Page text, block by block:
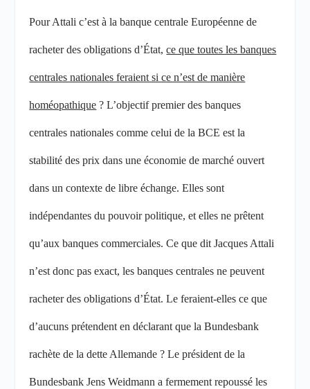
Pour Attali c’est à la banque centrale Européenne de
racheter des obligations d’État,ce que toutes les banques
centrales nationales feraient si ce n’est de manière
homéopathique ? L’objectif premier des banques
centrales nationales comme celui de la BCE est la
stabilité des prix dans une économie de marché ouvert
dans un contexte de libre échange. Elles sont
indépendantes du pouvoir politique, et elles ne prêtent
qu’aux banques commerciales. Ce que dit Jacques Attali
n’est donc pas exact, les banques centrales ne peuvent
racheter des obligations d’État. Le feraient-elles ce que
d’aucuns prétendent en déclarant que la Bundesbank
rachète de la dette Allemande ? Le président de la
Bundesbank Jens Weidmann a fermement repoussé les